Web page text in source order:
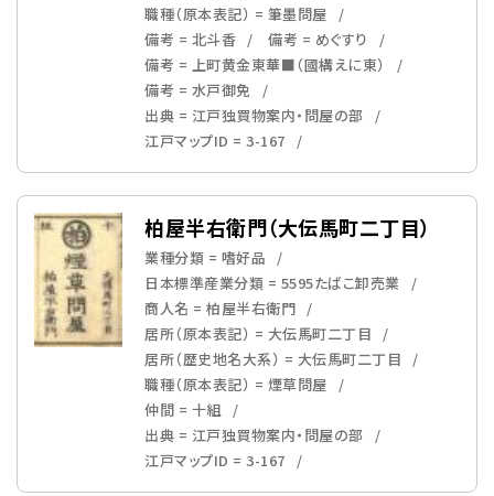
職種（原本表記） = 筆墨問屋
備考 = 北斗香
備考 = めぐすり
備考 = 上町黄金東華■（國構えに東）
備考 = 水戸御免
出典 = 江戸独買物案内・問屋の部
江戸マップID = 3-167
柏屋半右衛門（大伝馬町二丁目）
業種分類 = 嗜好品
日本標準産業分類 = 5595たばこ卸売業
商人名 = 柏屋半右衛門
居所（原本表記） = 大伝馬町二丁目
居所（歴史地名大系） = 大伝馬町二丁目
職種（原本表記） = 煙草問屋
仲間 = 十組
出典 = 江戸独買物案内・問屋の部
江戸マップID = 3-167